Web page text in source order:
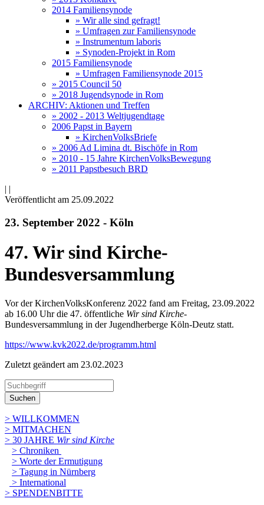
2014 Familiensynode
» Wir alle sind gefragt!
» Umfragen zur Familiensynode
» Instrumentum laboris
» Synoden-Projekt in Rom
2015 Familiensynode
» Umfragen Familiensynode 2015
» 2015 Council 50
» 2018 Jugendsynode in Rom
ARCHIV: Aktionen und Treffen
» 2002 - 2013 Weltjugendtage
2006 Papst in Bayern
» KirchenVolksBriefe
» 2006 Ad Limina dt. Bischöfe in Rom
» 2010 - 15 Jahre KirchenVolksBewegung
» 2011 Papstbesuch BRD
| |
Veröffentlicht am 25­.09.2022
23. September 2022 - Köln
47. Wir sind Kirche-
Bundesversammlung
Vor der KirchenVolksKonferenz 2022 fand am Freitag, 23.09.2022
ab 16.00 Uhr die 47. öffentliche Wir sind Kirche-
Bundesversammlung in der Jugendherberge Köln-Deutz statt.
https://www.kvk2022.de/programm.html
Zuletzt geändert am 23­.02.2023
Suchen
> WILLKOMMEN
> MITMACHEN
> 30 JAHRE Wir sind Kirche
> Chroniken
> Worte der Ermutigung
> Tagung in Nürnberg
> International
> SPENDENBITTE